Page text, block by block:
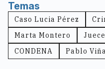
Temas
Caso Lucia Pérez
Marta Montero
CONDENA
Pablo